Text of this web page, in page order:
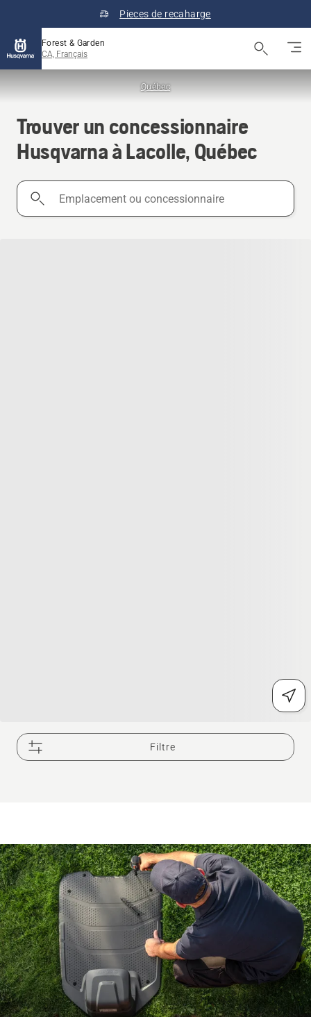
Pieces de recaharge
Forest & Garden
CA, Français
Québec
Trouver un concessionnaire
Husqvarna à Lacolle, Québec
Emplacement
Filtre